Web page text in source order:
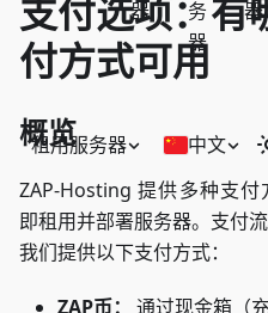
器
务
器
器
租用服务器 中文
支付选项：有
付方式可用
概览
ZAP-Hosting 提供多种支付
即租用并部署服务器。支付流
我们提供以下支付方式：
ZAP币：
通过现金箱（